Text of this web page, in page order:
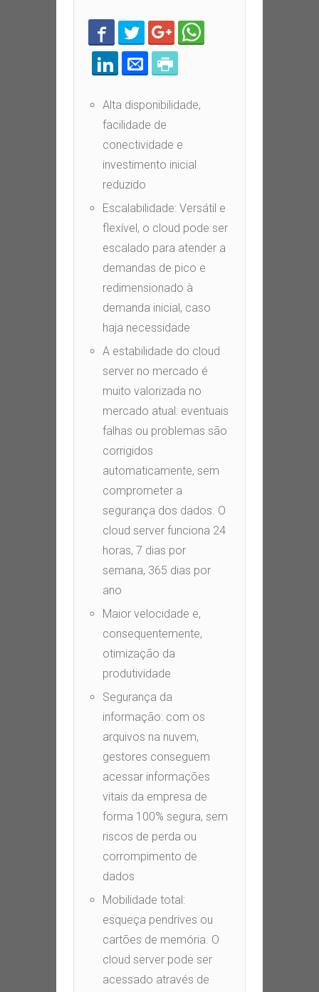
Alta disponibilidade,
facilidade de
conectividade e
investimento inicial
reduzido
Escalabilidade: Versátil e
flexível, o cloud pode ser
escalado para atender a
demandas de pico e
redimensionado à
demanda inicial, caso
haja necessidade
A estabilidade do cloud
server no mercado é
muito valorizada no
mercado atual: eventuais
falhas ou problemas são
corrigidos
automaticamente, sem
comprometer a
segurança dos dados. O
cloud server funciona 24
horas, 7 dias por
semana, 365 dias por
ano
Maior velocidade e,
consequentemente,
otimização da
produtividade
Segurança da
informação: com os
arquivos na nuvem,
gestores conseguem
acessar informações
vitais da empresa de
forma 100% segura, sem
riscos de perda ou
corrompimento de
dados
Mobilidade total:
esqueça pendrives ou
cartões de memória. O
cloud server pode ser
acessado através de